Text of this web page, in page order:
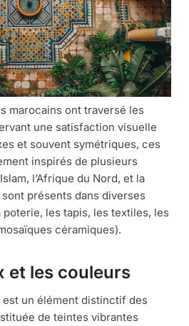
marocains ont traversé les
une satisfaction visuelle
et souvent symétriques, ces
inspirés de plusieurs
l’Afrique du Nord, et la
présents dans diverses
poterie, les tapis, les textiles, les
céramiques).
et les couleurs
un élément distinctif des
de teintes vibrantes